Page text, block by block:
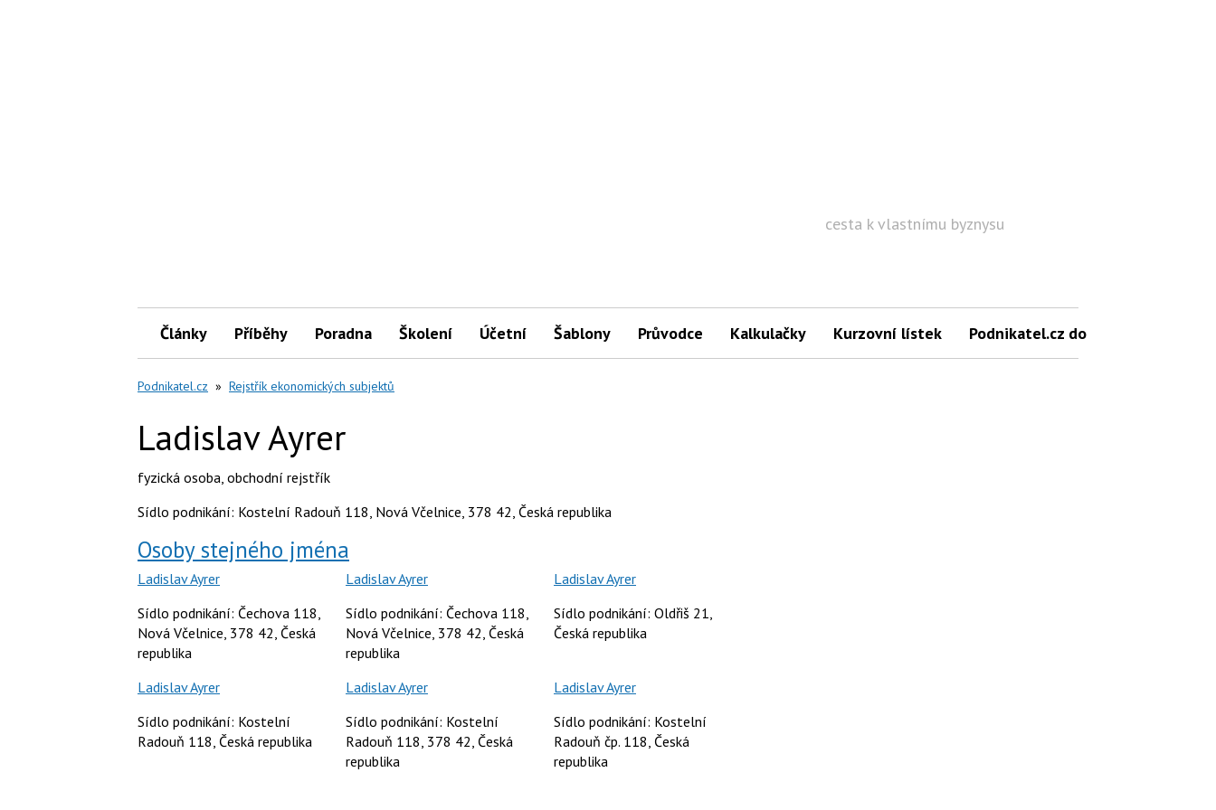
cesta k vlastnímu byznysu
Články Příběhy Poradna Školení Účetní Šablony Průvodce Kalkulačky Kurzovní lístek Podnikatel.cz do mailu
Podnikatel.cz » Rejstřík ekonomických subjektů
Ladislav Ayrer
fyzická osoba obchodní rejstřík
Sídlo podnikání: Kostelní Radouň 118, Nová Včelnice, 378 42, Česká republika
Osoby stejného jména
Ladislav Ayrer
Sídlo podnikání: Čechova 118,
Nová Včelnice, 378 42, Česká
republika
Ladislav Ayrer
Sídlo podnikání: Čechova 118,
Nová Včelnice, 378 42, Česká
republika
Ladislav Ayrer
Sídlo podnikání: Oldřiš 21,
Česká republika
Ladislav Ayrer
Sídlo podnikání: Kostelní
Radouň 118, Česká republika
Ladislav Ayrer
Sídlo podnikání: Kostelní
Radouň 118, 378 42, Česká
republika
Ladislav Ayrer
Sídlo podnikání: Kostelní
Radouň čp. 118, Česká
republika